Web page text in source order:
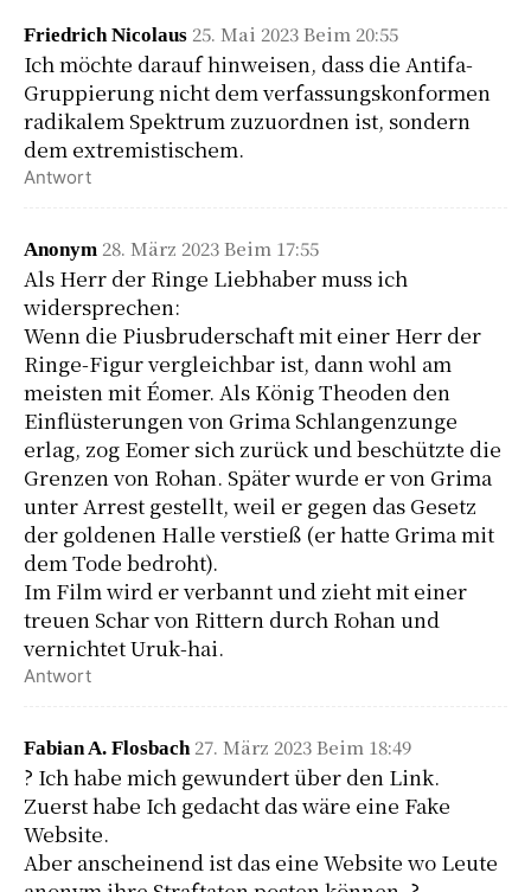
Friedrich Nicolaus 25. Mai 2023 Beim 20:55
Ich möchte darauf hinweisen, dass die Antifa-
Gruppierung nicht dem verfassungskonformen
radikalem Spektrum zuzuordnen ist, sondern
dem extremistischem.
Antwort
Anonym 28. März 2023 Beim 17:55
Als Herr der Ringe Liebhaber muss ich
widersprechen:
Wenn die Piusbruderschaft mit einer Herr der
Ringe-Figur vergleichbar ist, dann wohl am
meisten mit Éomer. Als König Theoden den
Einflüsterungen von Grima Schlangenzunge
erlag, zog Eomer sich zurück und beschützte die
Grenzen von Rohan. Später wurde er von Grima
unter Arrest gestellt, weil er gegen das Gesetz
der goldenen Halle verstieß (er hatte Grima mit
dem Tode bedroht).
Im Film wird er verbannt und zieht mit einer
treuen Schar von Rittern durch Rohan und
vernichtet Uruk-hai.
Antwort
Fabian A. Flosbach 27. März 2023 Beim 18:49
? Ich habe mich gewundert über den Link.
Zuerst habe Ich gedacht das wäre eine Fake
Website.
Aber anscheinend ist das eine Website wo Leute